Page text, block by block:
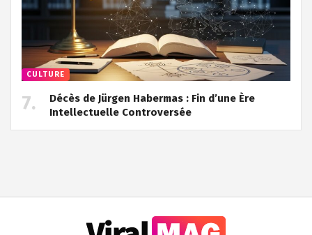
CULTURE
Décès de Jürgen Habermas : Fin d’une Ère
Intellectuelle Controversée